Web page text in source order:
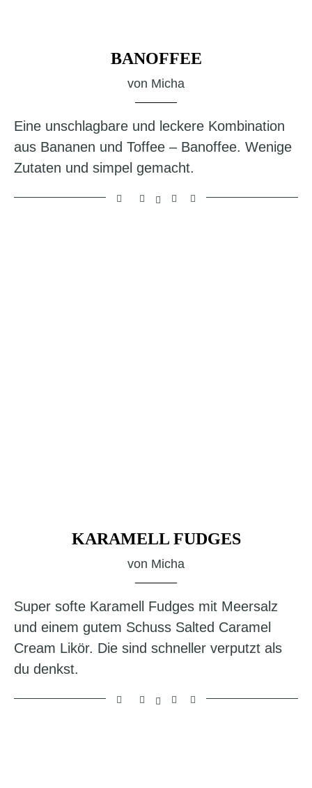
BANOFFEE
von Micha
Eine unschlagbare und leckere Kombination
aus Bananen und Toffee – Banoffee. Wenige
Zutaten und simpel gemacht.
KARAMELL FUDGES
von Micha
Super softe Karamell Fudges mit Meersalz
und einem gutem Schuss Salted Caramel
Cream Likör. Die sind schneller verputzt als
du denkst.